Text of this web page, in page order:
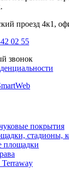
проезд 4к1,
02 55
звонок
покрытия
стадионы,
площадки